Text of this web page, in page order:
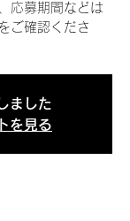
応募期間などは
ご確認くださ
ました
を見る